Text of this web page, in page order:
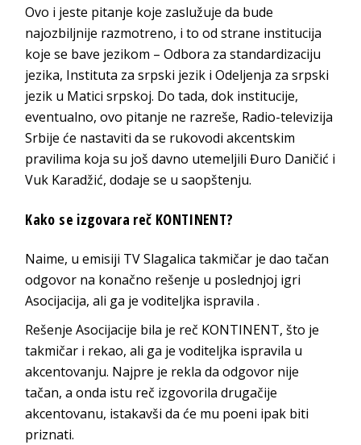
Ovo i jeste pitanje koje zaslužuje da bude
najozbiljnije razmotreno, i to od strane institucija
koje se bave jezikom – Odbora za standardizaciju
jezika, Instituta za srpski jezik i Odeljenja za srpski
jezik u Matici srpskoj. Do tada, dok institucije,
eventualno, ovo pitanje ne razreše, Radio-televizija
Srbije će nastaviti da se rukovodi akcentskim
pravilima koja su još davno utemeljili Đuro Daničić i
Vuk Karadžić, dodaje se u saopštenju.
Kako se izgovara reč KONTINENT?
Naime, u emisiji TV Slagalica takmičar je dao tačan
odgovor na konačno rešenje u poslednjoj igri
Asocijacija, ali ga je voditeljka ispravila .
Rešenje Asocijacije bila je reč KONTINENT, što je
takmičar i rekao, ali ga je voditeljka ispravila u
akcentovanju. Najpre je rekla da odgovor nije
tačan, a onda istu reč izgovorila drugačije
akcentovanu, istakavši da će mu poeni ipak biti
priznati.